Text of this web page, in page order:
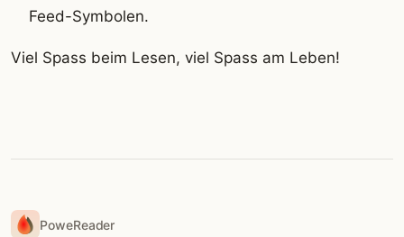
Feed-Symbolen.
Viel Spass beim Lesen, viel Spass am Leben!
PoweReader